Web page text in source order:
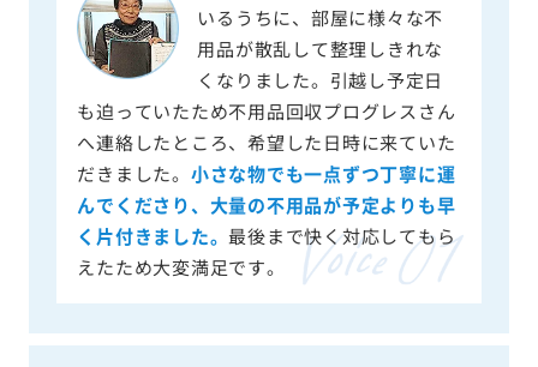
いるうちに、部屋に様々な不
用品が散乱して整理しきれな
くなりました。引越し予定日
も迫っていたため不用品回収プログレスさん
へ連絡したところ、希望した日時に来ていた
だきました。 小さな物でも一点ずつ丁寧に運
んでくださり、大量の不用品が予定よりも早
く片付きました。 最後まで快く対応してもら
えたため大変満足です。